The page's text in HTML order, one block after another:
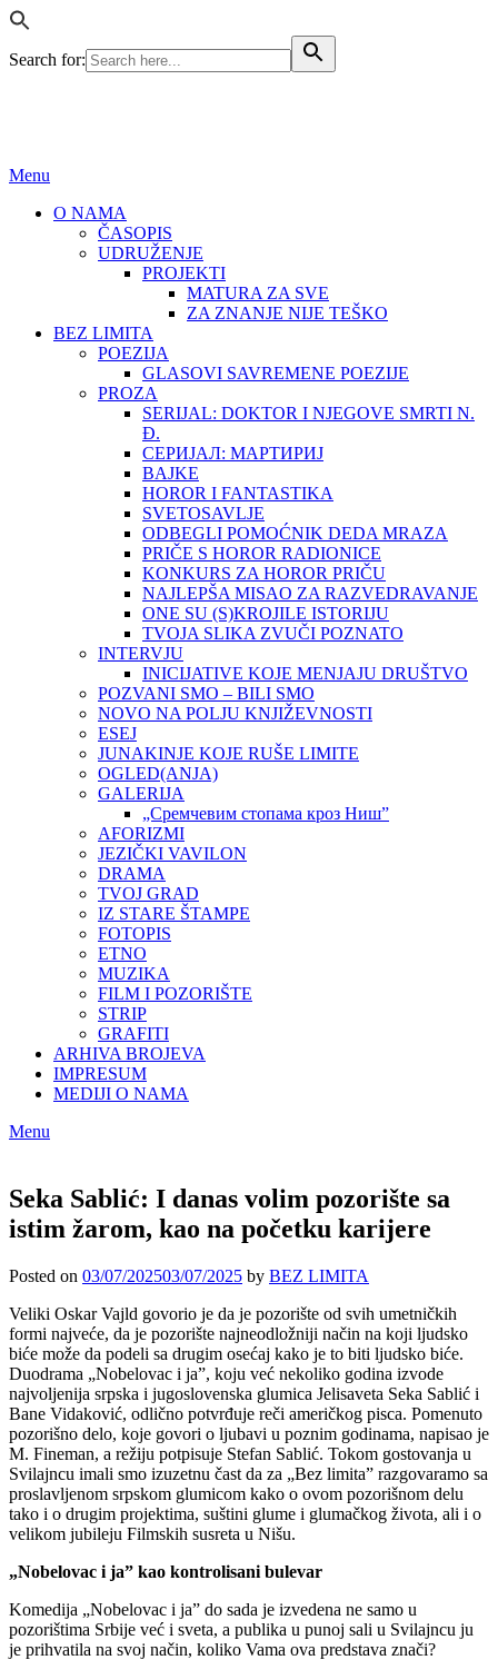
Search for:
Menu
O NAMA
ČASOPIS
UDRUŽENJE
PROJEKTI
MATURA ZA SVE
ZA ZNANJE NIJE TEŠKO
BEZ LIMITA
POEZIJA
GLASOVI SAVREMENE POEZIJE
PROZA
SERIJAL: DOKTOR I NJEGOVE SMRTI N.
Đ.
СЕРИЈАЛ: МАРТИРИЈ
BAJKE
HOROR I FANTASTIKA
SVETOSAVLJE
ODBEGLI POMOĆNIK DEDA MRAZA
PRIČE S HOROR RADIONICE
KONKURS ZA HOROR PRIČU
NAJLEPŠA MISAO ZA RAZVEDRAVANJE
ONE SU (S)KROJILE ISTORIJU
TVOJA SLIKA ZVUČI POZNATO
INTERVJU
INICIJATIVE KOJE MENJAJU DRUŠTVO
POZVANI SMO – BILI SMO
NOVO NA POLJU KNJIŽEVNOSTI
ESEJ
JUNAKINJE KOJE RUŠE LIMITE
OGLED(ANJA)
GALERIJA
„Сремчевим стопама кроз Ниш”
AFORIZMI
JEZIČKI VAVILON
DRAMA
TVOJ GRAD
IZ STARE ŠTAMPE
FOTOPIS
ETNO
MUZIKA
FILM I POZORIŠTE
STRIP
GRAFITI
ARHIVA BROJEVA
IMPRESUM
MEDIJI O NAMA
Menu
Seka Sablić: I danas volim pozorište sa
istim žarom, kao na početku karijere
Posted on 03/07/202503/07/2025 by BEZ LIMITA
Veliki Oskar Vajld govorio je da je pozorište od svih umetničkih
formi najveće, da je pozorište najneodložniji način na koji ljudsko
biće može da podeli sa drugim osećaj kako je to biti ljudsko biće.
Duodrama „Nobelovac i ja”, koju već nekoliko godina izvode
najvoljenija srpska i jugoslovenska glumica Jelisaveta Seka Sablić i
Bane Vidaković, odlično potvrđuje reči američkog pisca. Pomenuto
pozorišno delo, koje govori o ljubavi u poznim godinama, napisao je
M. Fineman, a režiju potpisuje Stefan Sablić. Tokom gostovanja u
Svilajncu imali smo izuzetnu čast da za „Bez limita” razgovaramo sa
proslavljenom srpskom glumicom kako o ovom pozorišnom delu
tako i o drugim projektima, suštini glume i glumačkog života, ali i o
velikom jubileju Filmskih susreta u Nišu.
„Nobelovac i ja” kao kontrolisani bulevar
Komedija „Nobelovac i ja” do sada je izvedena ne samo u
pozorištima Srbije već i sveta, a publika u punoj sali u Svilajncu ju
je prihvatila na svoj način, koliko Vama ova predstava znači?